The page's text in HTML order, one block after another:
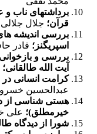
برداشت‏های ناب و
قرآن؛ جلال جلالی‏
بررسی اندیشه‏
اسپریگنز؛ قادر
بررسی و
آیت ­الله طالقانی؛
کرامت انسانی در
عبدالحسین
هستی‏ شناسی از
خیرمطلق)؛ علی
شورا از دیدگاه